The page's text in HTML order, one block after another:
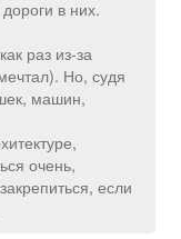
в них.
раз из-за
Но, судя
машин,
очень,
если